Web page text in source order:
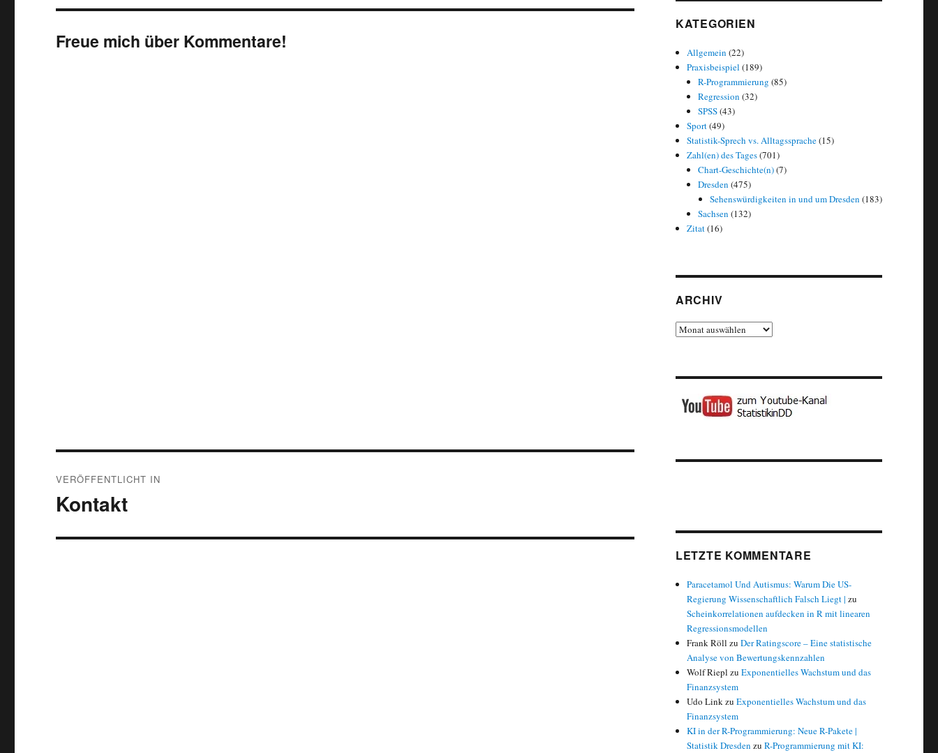
Freue mich über Kommentare!
VERÖFFENTLICHT IN
Kontakt
KATEGORIEN
Allgemein (22)
Praxisbeispiel (189)
R-Programmierung (85)
Regression (32)
SPSS(43)
Sport(49)
Statistik-Sprech vs. Alltagssprache(15)
Zahl(en) des Tages(701)
Chart-Geschichte(n)(7)
Dresden (475)
Sehenswürdigkeiten in und um Dresden (183)
Sachsen (132)
Zitat(16)
ARCHIV
Archiv
LETZTE KOMMENTARE
Paracetamol Und Autismus: Warum Die US-
Regierung Wissenschaftlich Falsch Liegt | zu
Scheinkorrelationen aufdecken in R mit linearen
Regressionsmodellen
Frank Röll zuDer Ratingscore – Eine statistische
Analyse von Bewertungskennzahlen
Wolf Riepl zuExponentielles Wachstum und das
Finanzsystem
Udo LinkzuExponentielles Wachstum und das
Finanzsystem
KI in der R-Programmierung: Neue R-Pakete |
Statistik Dresden zuR-Programmierung mit KI: